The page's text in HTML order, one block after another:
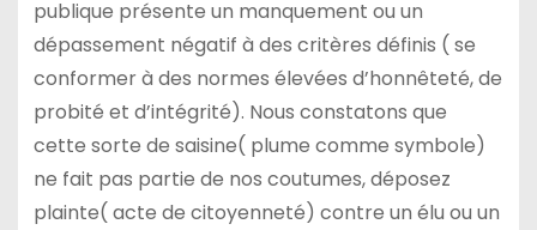
publique présente un manquement ou un
dépassement négatif à des critères définis ( se
conformer à des normes élevées d’honnêteté, de
probité et d’intégrité). Nous constatons que
cette sorte de saisine( plume comme symbole)
ne fait pas partie de nos coutumes, déposez
plainte( acte de citoyenneté) contre un élu ou un